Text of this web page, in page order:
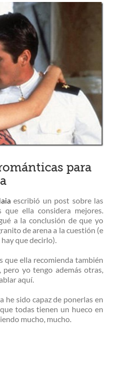
para
escribió un post sobre las
que ella considera mejores.
a la conclusión de que yo
de arena a la cuestión (e
que decirlo).
que ella recomienda también
yo tengo además otras,
aquí.
he sido capaz de ponerlas en
todas tienen un hueco en
mucho, mucho.